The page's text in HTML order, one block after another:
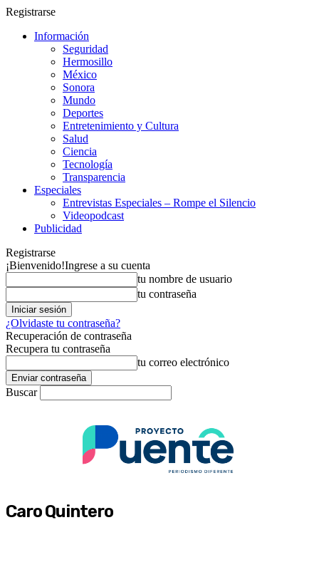
Registrarse
Información
Seguridad
Hermosillo
México
Sonora
Mundo
Deportes
Entretenimiento y Cultura
Salud
Ciencia
Tecnología
Transparencia
Especiales
Entrevistas Especiales – Rompe el Silencio
Videopodcast
Publicidad
Registrarse
¡Bienvenido!Ingrese a su cuenta
tu nombre de usuario
tu contraseña
¿Olvidaste tu contraseña?
Recuperación de contraseña
Recupera tu contraseña
tu correo electrónico
Buscar
Caro Quintero